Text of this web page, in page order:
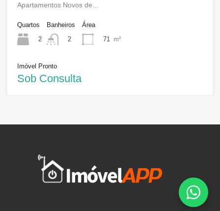
Apartamentos Novos de…
Quartos
2
Banheiros
2
Área
71
m²
Imóvel Pronto
Sob Consulta